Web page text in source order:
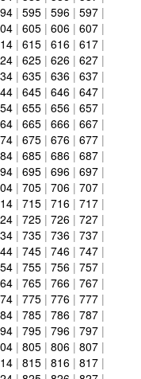
| 595 | 596 | 597 |
| 605 | 606 | 607 |
| 615 | 616 | 617 |
| 625 | 626 | 627 |
| 635 | 636 | 637 |
| 645 | 646 | 647 |
| 655 | 656 | 657 |
| 665 | 666 | 667 |
| 675 | 676 | 677 |
| 685 | 686 | 687 |
| 695 | 696 | 697 |
| 705 | 706 | 707 |
| 715 | 716 | 717 |
| 725 | 726 | 727 |
| 735 | 736 | 737 |
| 745 | 746 | 747 |
| 755 | 756 | 757 |
| 765 | 766 | 767 |
| 775 | 776 | 777 |
| 785 | 786 | 787 |
| 795 | 796 | 797 |
| 805 | 806 | 807 |
| 815 | 816 | 817 |